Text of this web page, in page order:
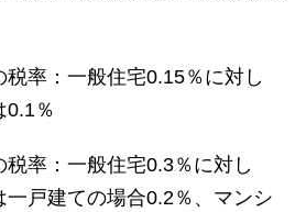
税率：一般住宅0.15％に対し
0.1％
税率：一般住宅0.3％に対し
一戸建ての場合0.2％、マンシ